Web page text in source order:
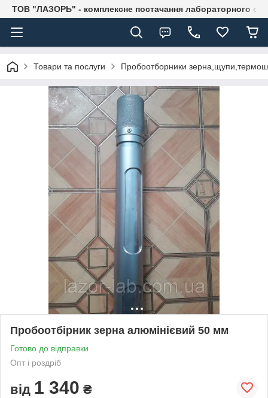
ТОВ "ЛАЗОРЬ" - комплексне постачання лабораторного
Товари та послуги Пробоотборники
Пробоотбірник зерна алюмінієвий 50 мм
Готово до відправки
Опт і роздріб
від 1 340 ₴